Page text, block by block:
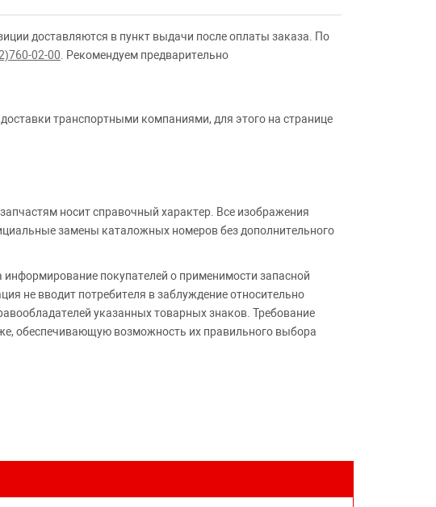
доставляются в пункт выдачи после оплаты заказа. По
02-00 . Рекомендуем предварительно
транспортными компаниями, для этого на странице
носит справочный характер. Все изображения
замены каталожных номеров без дополнительного
покупателей о применимости запасной
не вводит потребителя в заблуждение относительно
указанных товарных знаков. Требование
обеспечивающую возможность их правильного выбора